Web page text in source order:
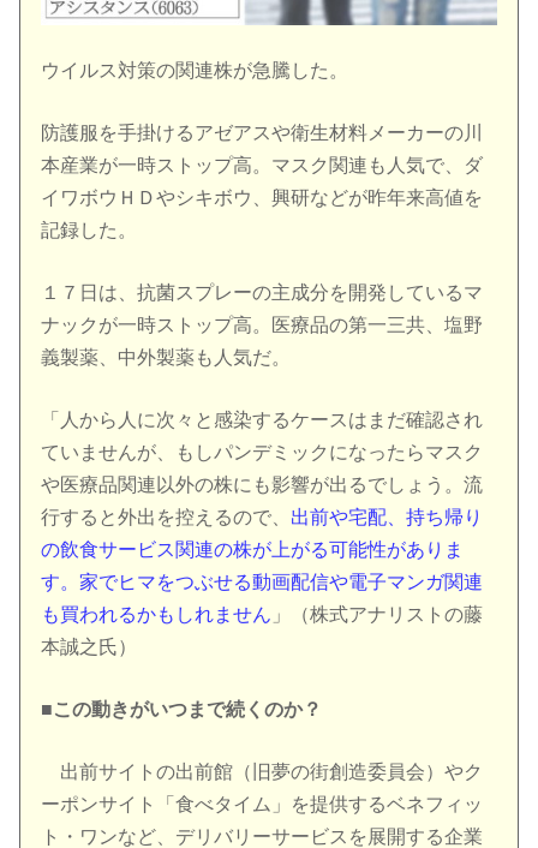
ウイルス対策の関連株が急騰した。
防護服を手掛けるアゼアスや衛生材料メーカーの川
本産業が一時ストップ高。マスク関連も人気で、ダ
イワボウＨＤやシキボウ、興研などが昨年来高値を
記録した。
１７日は、抗菌スプレーの主成分を開発しているマ
ナックが一時ストップ高。医療品の第一三共、塩野
義製薬、中外製薬も人気だ。
「人から人に次々と感染するケースはまだ確認され
ていませんが、もしパンデミックになったらマスク
や医療品関連以外の株にも影響が出るでしょう。流
行すると外出を控えるので、 出前や宅配、持ち帰り
の飲食サービス関連の株が上がる可能性がありま
す。家でヒマをつぶせる動画配信や電子マンガ関連
も買われるかもしれません 」（株式アナリストの藤
本誠之氏）
■この動きがいつまで続くのか？
出前サイトの出前館（旧夢の街創造委員会）やク
ーポンサイト「食べタイム」を提供するベネフィッ
ト・ワンなど、デリバリーサービスを展開する企業